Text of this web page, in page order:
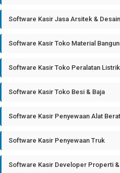
Software Kasir Jasa Arsitek &
Software Kasir Toko Material
Software Kasir Toko Peralatan
Software Kasir Toko Besi & Baja
Software Kasir Penyewaan Alat Berat
Software Kasir Penyewaan Truk
Software Kasir Developer Properti &